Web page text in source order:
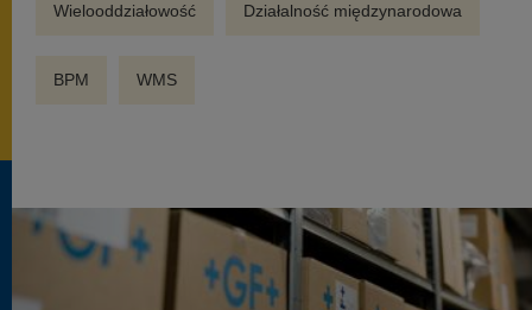
Wielooddziałowość Działalność międzynarodowa
BPM WMS